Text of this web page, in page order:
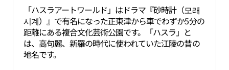
「ハスラアートワールド」はドラマ『砂時計（모래
시계）』で有名になった正東津から車でわずか5分の
距離にある複合文化芸術公園です。「ハスラ」と
は、高句麗、新羅の時代に使われていた江陵の昔の
地名です。